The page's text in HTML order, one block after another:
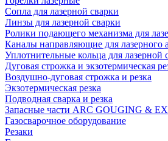
Сопла для лазерной сварки
Линзы для лазерной сварки
Ролики подающего механизма для
Каналы направляющие для лазерного
Уплотнительные кольца для лазерной
Дуговая строжка и экзотермическая
Воздушно-дуговая строжка и резка
Экзотермическая резка
Подводная сварка и резка
Запасные части ARC GOUGING &
Газосварочное оборудование
Резаки